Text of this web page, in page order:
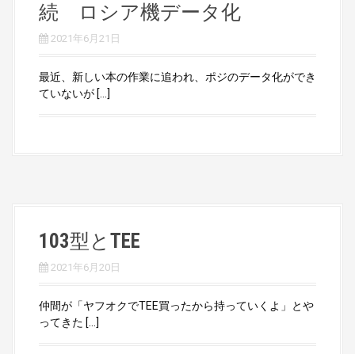
続 ロシア機データ化
2021年6月21日
最近、新しい本の作業に追われ、ポジのデータ化ができ
ていないが […]
103型とTEE
2021年6月20日
仲間が「ヤフオクでTEE買ったから持っていくよ」とや
ってきた […]